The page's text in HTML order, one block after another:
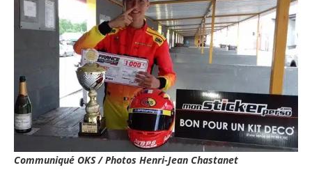
Communiqué OKS / Photos Henri-Jean Chastanet